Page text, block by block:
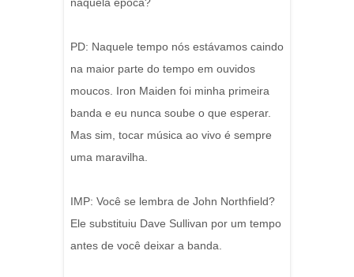
PD: Naquele tempo nós estávamos caindo
na maior parte do tempo em ouvidos
moucos. Iron Maiden foi minha primeira
banda e eu nunca soube o que esperar.
Mas sim, tocar música ao vivo é sempre
uma maravilha.
IMP: Você se lembra de John Northfield?
Ele substituiu Dave Sullivan por um tempo
antes de você deixar a banda.